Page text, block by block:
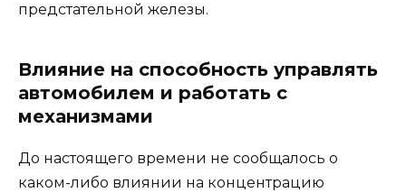
предстательной железы.
Влияние на способность управлять
автомобилем и работать с
механизмами
До настоящего времени не сообщалось о
каком-либо влиянии на концентрацию